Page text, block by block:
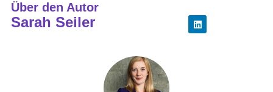
Über den Autor
Sarah Seiler